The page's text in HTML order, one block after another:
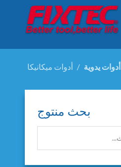
أدوات يدوية / أدوات ميكانيكا
بحث منتوج